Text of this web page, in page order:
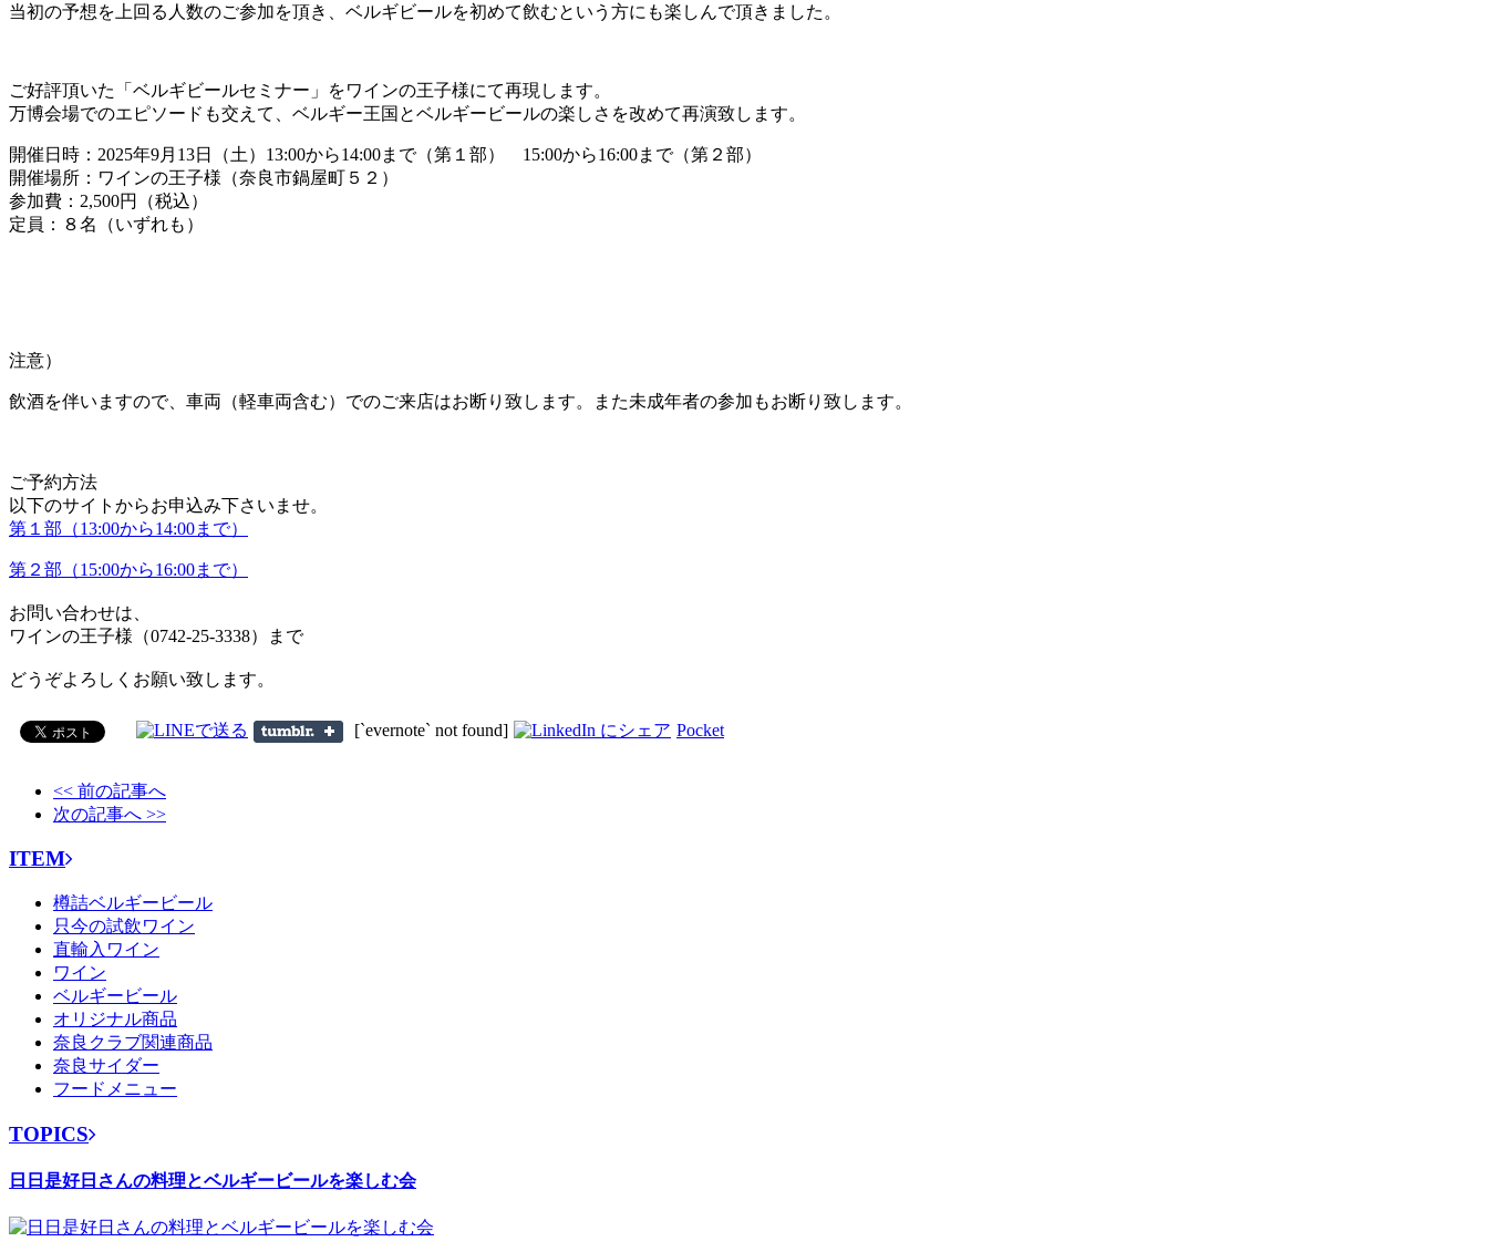
当初の予想を上回る人数のご参加を頂き、ベルギビールを初めて飲むという方にも楽しんで頂きました。
ご好評頂いた「ベルギビールセミナー」をワインの王子様にて再現します。
万博会場でのエピソードも交えて、ベルギー王国とベルギービールの楽しさを改めて再演致します。
開催日時：2025年9月13日（土）13:00から14:00まで（第１部） 15:00から16:00まで（第２部）
開催場所：ワインの王子様（奈良市鍋屋町５２）
参加費：2,500円（税込）
定員：８名（いずれも）
注意）
飲酒を伴いますので、車両（軽車両含む）でのご来店はお断り致します。また未成年者の参加もお断り致します。
ご予約方法
以下のサイトからお申込み下さいませ。
第１部（13:00から14:00まで）
第２部（15:00から16:00まで）
お問い合わせは、
ワインの王子様（0742-25-3338）まで
どうぞよろしくお願い致します。
[`evernote` not found] Pocket
<< 前の記事へ
次の記事へ >>
ITEM
樽詰ベルギービール
只今の試飲ワイン
直輸入ワイン
ワイン
ベルギービール
オリジナル商品
奈良クラブ関連商品
奈良サイダー
フードメニュー
TOPICS
日日是好日さんの料理とベルギービールを楽しむ会